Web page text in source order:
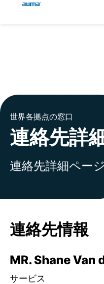
ダウンロード
サービス
弊社概要
連絡先
アジア・太平
北米
世界各拠点の窓口
連絡先詳
連絡先詳細ページ
連絡先情報
MR. Shane Van
サービス